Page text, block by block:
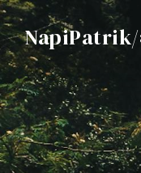
NapiPatrik/